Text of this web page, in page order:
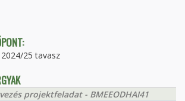
25 tavasz
projektfeladat - BMEEODHAI41